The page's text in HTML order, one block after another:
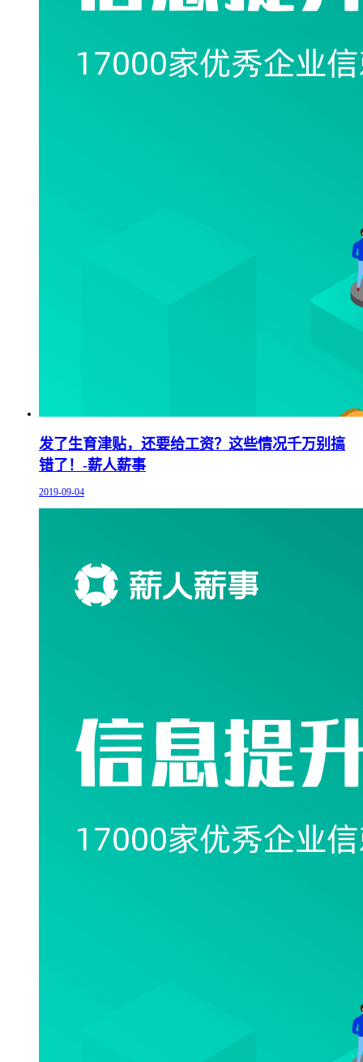
发了生育津贴，还要给工资？这些情况千万别搞
错了！-薪人薪事
2019-09-04